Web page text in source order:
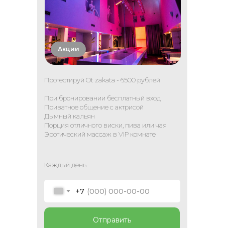
Каждый день
+7
Отправить
Протестируй Ot zakata - 6500 рублей
При бронировании бесплатный вход
Приватное общение c актрисой
Дымный кальян
Порция отличного виски, пива или чая
Эротический массаж в VIP комнате
Акции